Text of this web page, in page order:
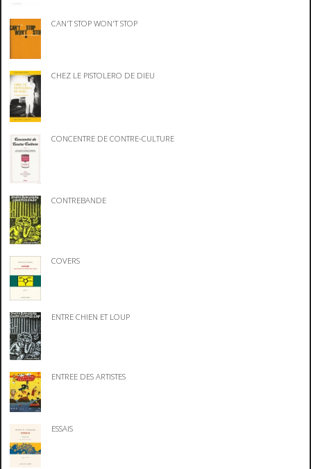
CAN'T STOP WON'T STOP
CHEZ LE PISTOLERO DE DIEU
CONCENTRE DE CONTRE-CULTURE
CONTREBANDE
COVERS
ENTRE CHIEN ET LOUP
ENTREE DES ARTISTES
ESSAIS